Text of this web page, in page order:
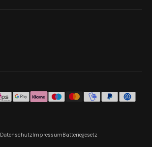
DatenschutzImpressumBatteriegesetz